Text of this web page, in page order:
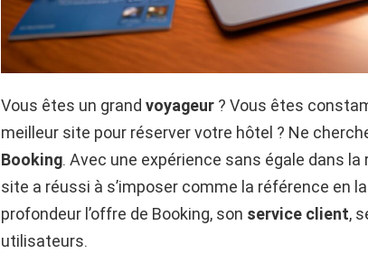
Vous êtes un grand voyageur ? Vous êtes
meilleur site pour réserver votre hôtel ? Ne
Booking. Avec une expérience sans égale dans la
site a réussi à s’imposer comme la référence en
profondeur l’offre de Booking, son service client,
utilisateurs.